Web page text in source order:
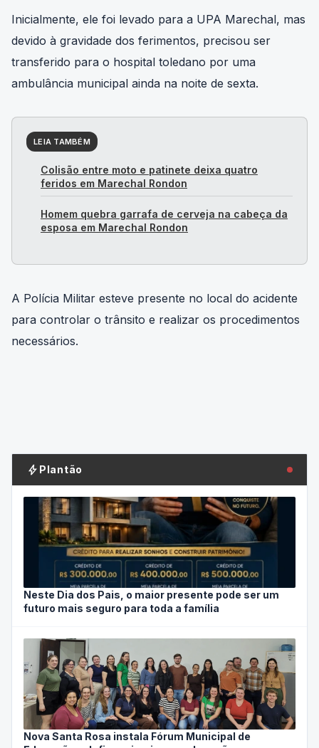
Inicialmente, ele foi levado para a UPA Marechal, mas
devido à gravidade dos ferimentos, precisou ser
transferido para o hospital toledano por uma
ambulância municipal ainda na noite de sexta.
LEIA TAMBÉM
Colisão entre moto e patinete deixa quatro
feridos em Marechal Rondon
Homem quebra garrafa de cerveja na cabeça da
esposa em Marechal Rondon
A Polícia Militar esteve presente no local do acidente
para controlar o trânsito e realizar os procedimentos
necessários.
bolt Plantão
Neste Dia dos Pais, o maior presente pode ser um
futuro mais seguro para toda a família
Nova Santa Rosa instala Fórum Municipal de